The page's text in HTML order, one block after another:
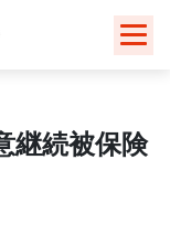
継続被保険